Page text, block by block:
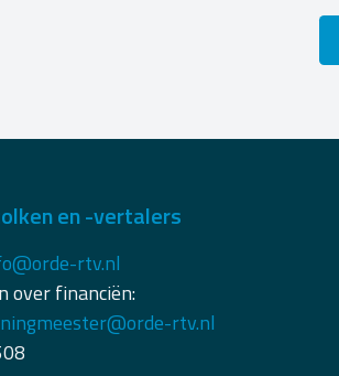
en -vertalers
rtv.nl
over financiën:
rtv.nl